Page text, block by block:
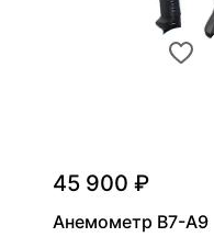
45 900 ₽
Анемометр В7-А9